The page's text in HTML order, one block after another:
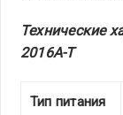
Технические
2016A-T
Тип питания